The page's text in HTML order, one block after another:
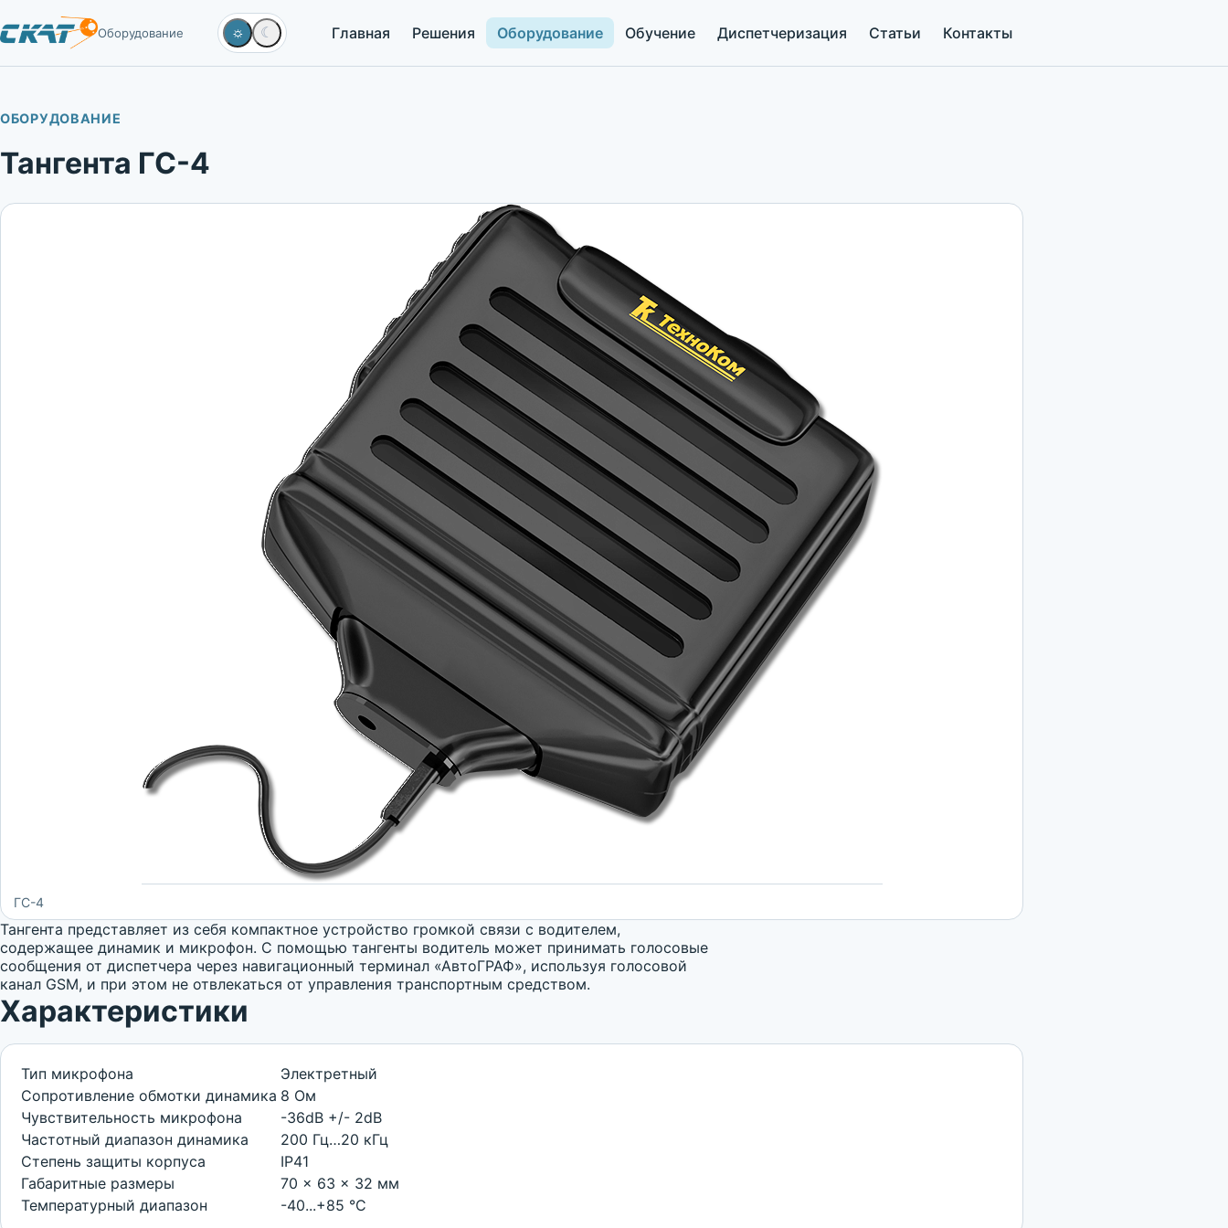
Оборудование ☼ ☾ Главная Решения Оборудование Обучение Диспетчеризация Статьи Контакты
ОБОРУДОВАНИЕ
Тангента ГС-4
ГС-4
Тангента представляет из себя компактное устройство громкой связи с водителем,
содержащее динамик и микрофон. С помощью тангенты водитель может принимать голосовые
сообщения от диспетчера через навигационный терминал «АвтоГРАФ», используя голосовой
канал GSM, и при этом не отвлекаться от управления транспортным средством.
Характеристики
Тип микрофона
Электретный
Сопротивление обмотки динамика 8 Ом
Чувствительность микрофона
-36dB +/- 2dB
Частотный диапазон динамика
200 Гц…20 кГц
Степень защиты корпуса
IP41
Габаритные размеры
70 x 63 x 32 мм
Температурный диапазон
-40...+85 °С